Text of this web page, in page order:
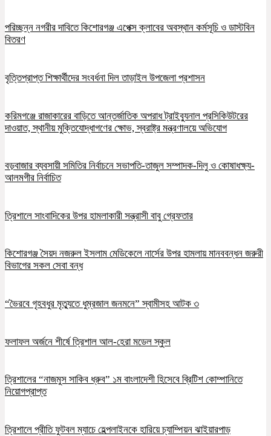
পরিচ্ছন্ন নগরীর দাবিতে কিশোরগঞ্জ এপেক্স ক্লাবের অবস্থান কর্মসূচি ও ডাস্টবিন
বিতরণ
বৃত্তিপ্রাপ্ত শিক্ষার্থীদের সংবর্ধনা দিল তাড়াইল উপজেলা প্রশাসন
করিমগঞ্জে রাজাকারের বাড়িতে আন্তর্জাতিক অপরাধ ট্রাইব্যুনাল প্রসিকিউটরের
দাওয়াত, স্থানীয় মুক্তিযোদ্ধাগণের ক্ষোভ, স্বরাষ্ট্র মন্ত্রণালয়ে অভিযোগ
বড়বাজার ব্যবসায়ী সমিতির নির্বাচনে সভাপতি-তাজুল সম্পাদক-দিলু ও কোষাধক্ষ্য-
আলমগীর নির্বাচিত
ত্রিশালে সাংবাদিকের উপর হামলাকারী সন্ত্রাসী বাবু গ্রেফতার
কিশোরগঞ্জ সৈয়দ নজরুল ইসলাম মেডিকেলে নার্সের উপর হামলায় মানববন্ধন জরুরী
বিভাগের সকল সেবা বন্ধ
“ভৈরবে গৃহবধুর মৃত্যুতে ধুম্রজাল জনমনে” স্বামীসহ আটক ৩
ফলাফল অর্জনে শীর্ষে ত্রিশাল আল-হেরা মডেল স্কুল
ত্রিশালের “নাজমুস সাকিব ধ্রুব” ১ম বাংলাদেশী হিসেবে ব্রিটিশ কোম্পানিতে
নিয়োগপ্রাপ্ত
ত্রিশালে প্রীতি ফুটবল ম্যাচে হেল্পলাইনকে হারিয়ে চ্যাম্পিয়ন ঝাইয়ারপাড়